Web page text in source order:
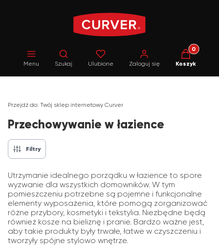
Menu
Otwórz wyszukiwarkę
Szukaj Ulubione Zaloguj się
Produkty
Koszyk
Przejdź do: Twój sklep internetowy Curver
Przechowywanie w łazience
Filtry
Utrzymanie idealnego porządku w łazience to spore
wyzwanie dla wszystkich domowników. W tym
pomieszczeniu potrzebne są pojemne i funkcjonalne
elementy wyposażenia, które pomogą zorganizować
różne przybory, kosmetyki i tekstylia. Niezbędne będą
również kosze na bieliznę i pranie. Bardzo ważne jest,
aby takie produkty były trwałe, łatwe w czyszczeniu i
tworzyły spójne stylowo wnętrze.